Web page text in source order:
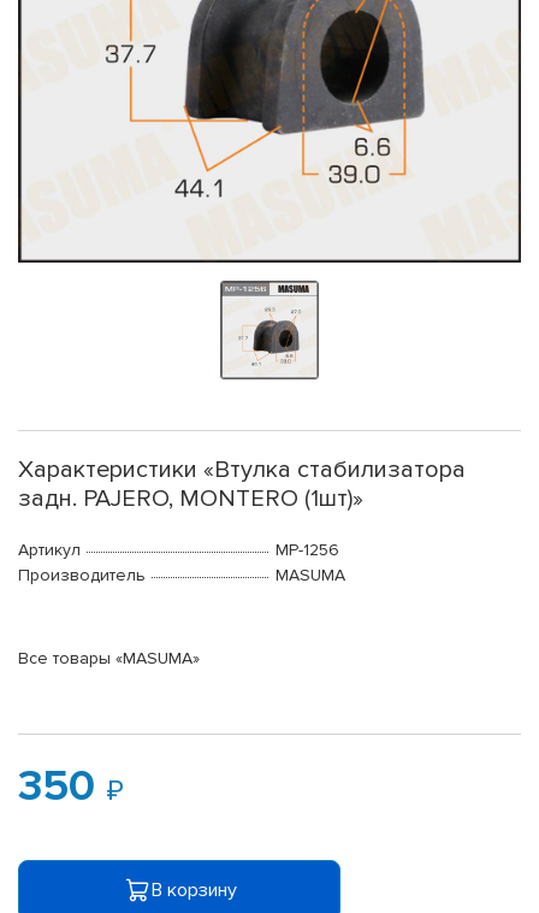
Характеристики «Втулка стабилизатора
задн. PAJERO, MONTERO (1шт)»
Артикул
MP-1256
Производитель
MASUMA
Все товары «MASUMA»
350
В корзину